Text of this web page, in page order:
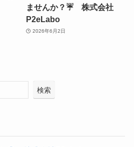
ませんか？☔ 株式会社
P2eLabo
2026年6月2日
検索